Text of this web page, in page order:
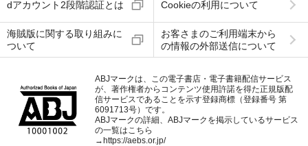
dアカウント2段階認証とは Cookieの利用について
海賊版に関する取り組みに
ついて
お客さまのご利用端末から
の情報の外部送信について
ABJマークは、この電子書店・電子書籍配信サービス
が、著作権者からコンテンツ使用許諾を得た正規版配
信サービスであることを示す登録商標（登録番号 第
6091713号）です。
ABJマークの詳細、ABJマークを掲示しているサービス
の一覧はこちら
→https://aebs.or.jp/